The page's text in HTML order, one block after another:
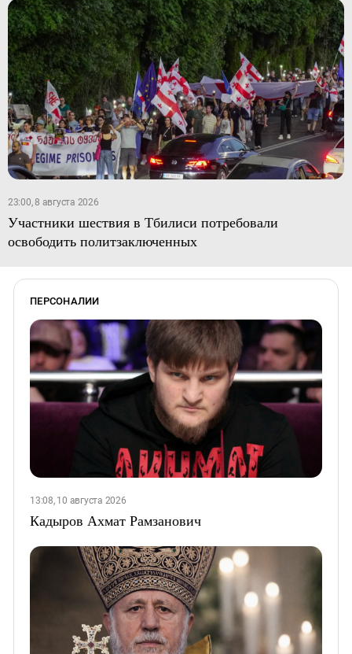
23:00, 8 августа 2026
Участники шествия в Тбилиси потребовали
освободить политзаключенных
ПЕРСОНАЛИИ
13:08, 10 августа 2026
Кадыров Ахмат Рамзанович